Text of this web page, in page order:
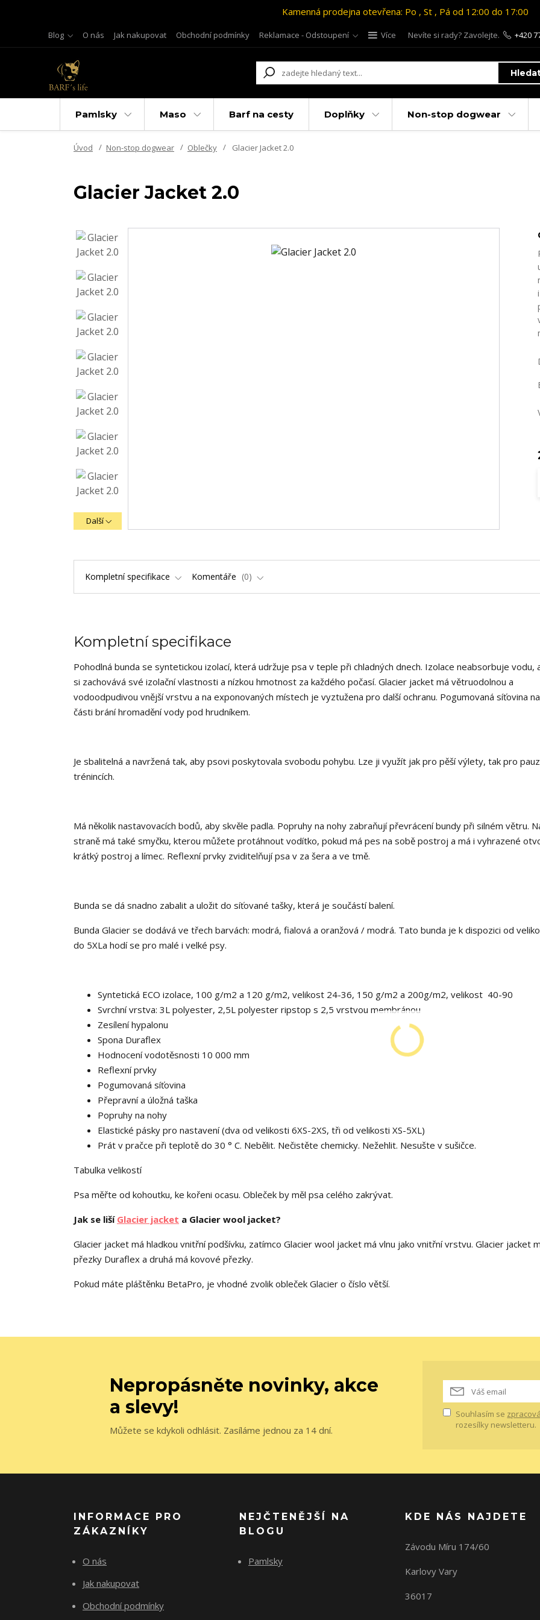
Kamenná prodejna otevřena: Po , St , Pá od 12:00 do 17:00
Blog O nás Jak nakupovat Obchodní podmínky Reklamace - Odstoupení Více Nevíte si rady? Zavolejte. +420
Pamlsky Maso Barf na cesty Doplňky Non-stop dogwear
Úvod Non-stop dogwear Oblečky Glacier Jacket 2.0
Glacier Jacket 2.0
Další
Kompletní specifikace Komentáře 0
Kompletní specifikace
Pohodlná bunda se syntetickou izolací, která udržuje psa v teple při chladných dnech. Izolace neabsorbuje vodu,
si zachovává své izolační vlastnosti a nízkou hmotnost za každého počasí. Glacier jacket má větruodolnou a
vodoodpudivou vnější vrstvu a na exponovaných místech je vyztužena pro další ochranu. Pogumovaná síťovina
části brání hromadění vody pod hrudníkem.
Je sbalitelná a navržená tak, aby psovi poskytovala svobodu pohybu. Lze ji využít jak pro pěší výlety, tak pro
trénincích.
Má několik nastavovacích bodů, aby skvěle padla. Popruhy na nohy zabraňují převrácení bundy při silném větru.
straně má také smyčku, kterou můžete protáhnout vodítko, pokud má pes na sobě postroj a má i vyhrazené
krátký postroj a límec. Reflexní prvky zviditelňují psa v za šera a ve tmě.
Bunda se dá snadno zabalit a uložit do síťované tašky, která je součástí balení.
Bunda Glacier se dodává ve třech barvách: modrá, fialová a oranžová / modrá. Tato bunda je k dispozici od
do 5XLa hodí se pro malé i velké psy.
Syntetická ECO izolace, 100 g/m2 a 120 g/m2, velikost 24-36, 150 g/m2 a 200g/m2, velikost 40-90
Svrchní vrstva: 3L polyester, 2,5L polyester ripstop s 2,5 vrstvou membránou
Zesílení hypalonu
Spona Duraflex
Hodnocení vodotěsnosti 10 000 mm
Reflexní prvky
Pogumovaná síťovina
Přepravní a úložná taška
Popruhy na nohy
Elastické pásky pro nastavení (dva od velikosti 6XS-2XS, tři od velikosti XS-5XL)
Prát v pračce při teplotě do 30 ° C. Nebělit. Nečistěte chemicky. Nežehlit. Nesušte v sušičce.
Tabulka velikostí
Psa měřte od kohoutku, ke kořeni ocasu. Obleček by měl psa celého zakrývat.
Jak se liší Glacier jacket a Glacier wool jacket?
Glacier jacket má hladkou vnitřní podšívku, zatímco Glacier wool jacket má vlnu jako vnitřní vrstvu. Glacier jacket
přezky Duraflex a druhá má kovové přezky.
Pokud máte pláštěnku BetaPro, je vhodné zvolik obleček Glacier o číslo větší.
Nepropásněte novinky, akce
a slevy!
Můžete se kdykoli odhlásit. Zasíláme jednou za 14 dní.
Souhlasím se
rozesílky newsletteru.
INFORMACE PRO
ZÁKAZNÍKY
O nás
Jak nakupovat
Obchodní podmínky
NEJČTENĚJŠÍ NA
BLOGU
Pamlsky
KDE NÁS NAJDETE
Závodu Míru 174/60
Karlovy Vary
36017